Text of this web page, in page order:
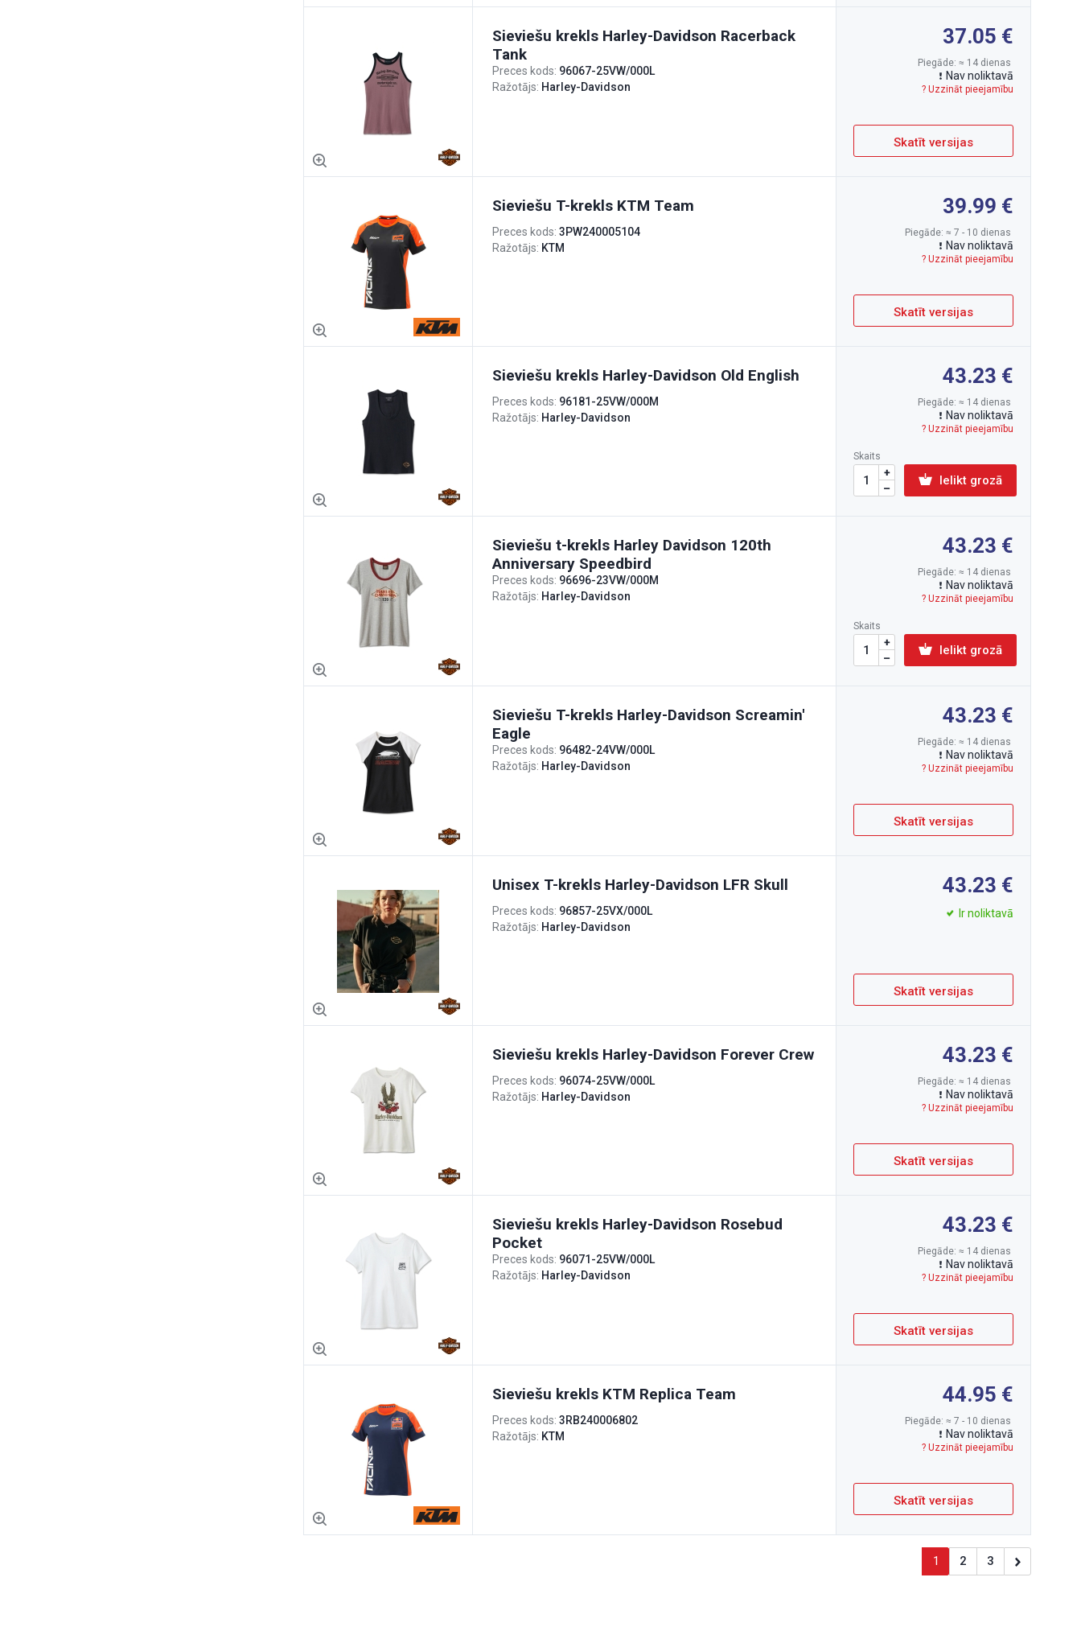
Sieviešu krekls Harley-Davidson Racerback
Tank
Preces kods: 96067-25VW/000L
Ražotājs: Harley-Davidson
37.05
Piegāde: ≈ 14 dienas
Nav noliktavā
? Uzzināt pieejamību
Skatīt versijas
Sieviešu T-krekls KTM Team
Preces kods: 3PW240005104
Ražotājs: KTM
39.99
Piegāde: ≈ 7 - 10 dienas
Nav noliktavā
? Uzzināt pieejamību
Skatīt versijas
Sieviešu krekls Harley-Davidson Old English
Preces kods: 96181-25VW/000M
Ražotājs: Harley-Davidson
43.23
Piegāde: ≈ 14 dienas
Nav noliktavā
? Uzzināt pieejamību
Skaits
Ielikt grozā
Sieviešu t-krekls Harley Davidson 120th
Anniversary Speedbird
Preces kods: 96696-23VW/000M
Ražotājs: Harley-Davidson
43.23
Piegāde: ≈ 14 dienas
Nav noliktavā
? Uzzināt pieejamību
Skaits
Ielikt grozā
Sieviešu T-krekls Harley-Davidson Screamin'
Eagle
Preces kods: 96482-24VW/000L
Ražotājs: Harley-Davidson
43.23
Piegāde: ≈ 14 dienas
Nav noliktavā
? Uzzināt pieejamību
Skatīt versijas
Unisex T-krekls Harley-Davidson LFR Skull
Preces kods: 96857-25VX/000L
Ražotājs: Harley-Davidson
43.23
Ir noliktavā
Skatīt versijas
Sieviešu krekls Harley-Davidson Forever Crew
Preces kods: 96074-25VW/000L
Ražotājs: Harley-Davidson
43.23
Piegāde: ≈ 14 dienas
Nav noliktavā
? Uzzināt pieejamību
Skatīt versijas
Sieviešu krekls Harley-Davidson Rosebud
Pocket
Preces kods: 96071-25VW/000L
Ražotājs: Harley-Davidson
43.23
Piegāde: ≈ 14 dienas
Nav noliktavā
? Uzzināt pieejamību
Skatīt versijas
Sieviešu krekls KTM Replica Team
Preces kods: 3RB240006802
Ražotājs: KTM
44.95
Piegāde: ≈ 7 - 10 dienas
Nav noliktavā
? Uzzināt pieejamību
Skatīt versijas
1 2 3